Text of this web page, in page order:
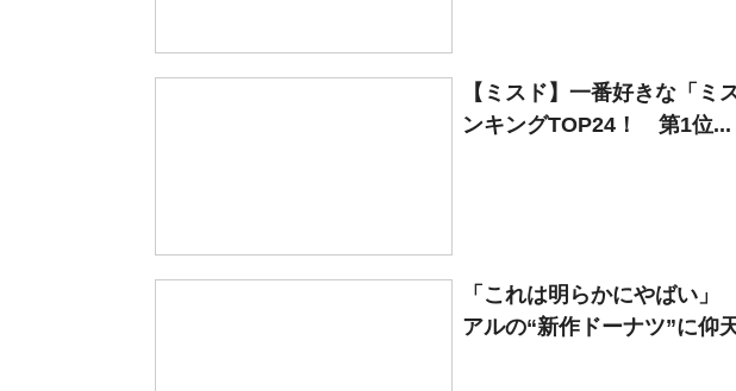
【ミスド】一番好きな「ミ
ンキングTOP24！ 第1位...
「これは明らかにやばい
アルの“新作ドーナツ”に仰